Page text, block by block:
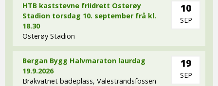
HTB kaststevne friidrett Osterøy
Stadion torsdag 10. september frå kl.
18.30
Osterøy Stadion
10
SEP
Bergan Bygg Halvmaraton laurdag
19.9.2026
Brakvatnet badeplass, Valestrandsfossen
19
SEP